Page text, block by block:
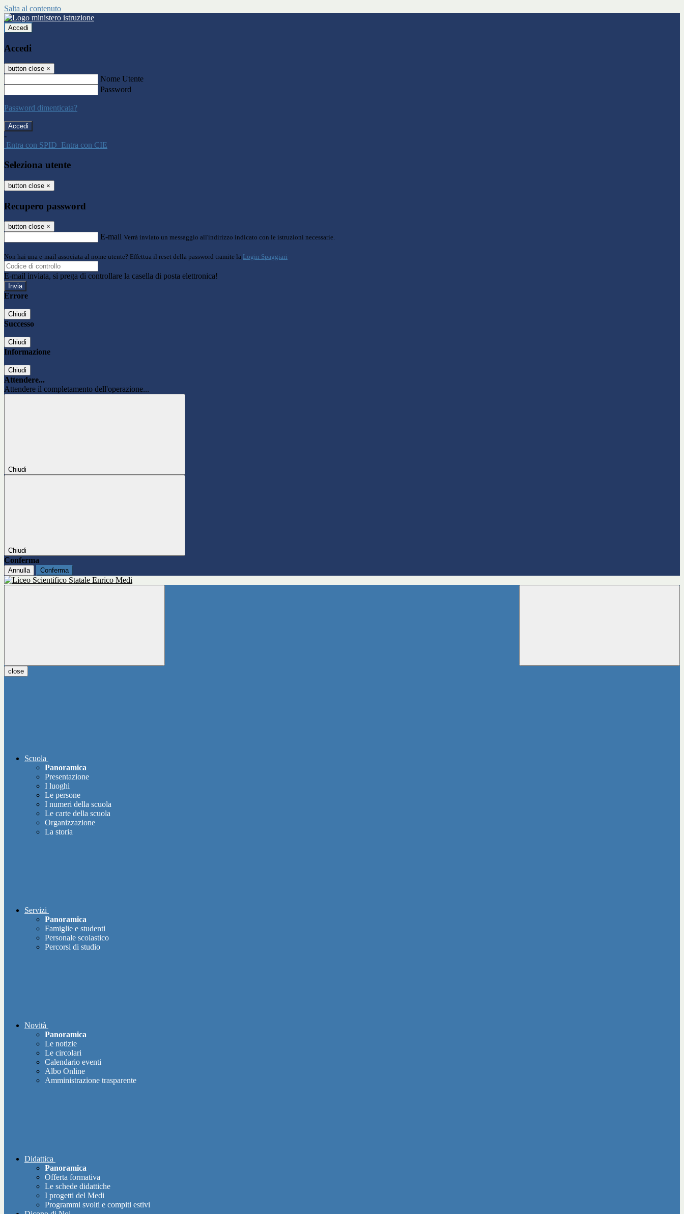
Salta al contenuto
Accedi
Accedi
button close ×
Nome Utente
Password
Password dimenticata?
-
Entra con SPID Entra con CIE
Seleziona utente
button close ×
Recupero password
button close ×
E-mail Verrà inviato un messaggio all'indirizzo indicato con le istruzioni necessarie.
Non hai una e-mail associata al nome utente? Effettua il reset della password tramite la Login Spaggiari
E-mail inviata, si prega di controllare la casella di posta elettronica!
Errore
Chiudi
Successo
Chiudi
Informazione
Chiudi
Attendere...
Attendere il completamento dell'operazione...
Chiudi
Chiudi
Conferma
Annulla Conferma
close
Scuola
Panoramica
Presentazione
I luoghi
Le persone
I numeri della scuola
Le carte della scuola
Organizzazione
La storia
Servizi
Panoramica
Famiglie e studenti
Personale scolastico
Percorsi di studio
Novità
Panoramica
Le notizie
Le circolari
Calendario eventi
Albo Online
Amministrazione trasparente
Didattica
Panoramica
Offerta formativa
Le schede didattiche
I progetti del Medi
Programmi svolti e compiti estivi